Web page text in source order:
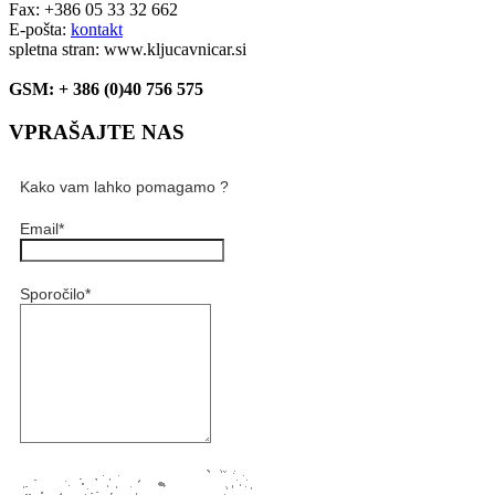
Fax: +386 05 33 32 662
E-pošta: kontakt
spletna stran: www.kljucavnicar.si
GSM: + 386 (0)40 756 575
VPRAŠAJTE NAS
Kako vam lahko pomagamo ?
Email*
Sporočilo*